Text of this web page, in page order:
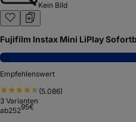
Kein Bild
Fujifilm Instax Mini LiPlay
7,3
Empfehlenswert
(5.086)
3 Varianten
ab25295€